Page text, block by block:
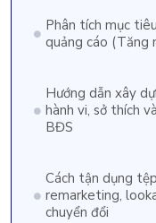
Phân tích mục
quảng cáo (Tăng
Hướng dẫn xây
hành vi, sở thích
BĐS
Cách tận dụng
remarketing,
chuyển đổi